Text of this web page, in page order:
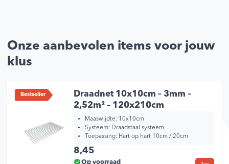
Onze aanbevolen items voor jouw
klus
Bestseller
Draadnet 10x10cm – 3mm –
2,52m² – 120x210cm
Maaswijdte: 10x10cm
Systeem: Draadstaal systeem
Toepassing: Hart op hart 10cm / 20cm
8,45
Op voorraad